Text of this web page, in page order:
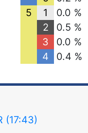
5
1
0.0 %
2
0.5 %
3
0.0 %
4
0.4 %
(17:43)